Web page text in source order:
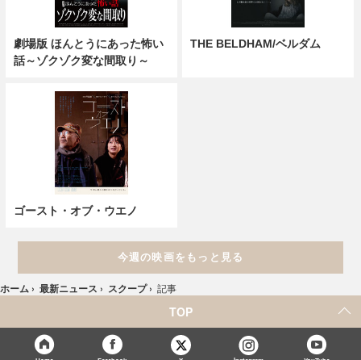
劇場版 ほんとうにあった怖い
話～ゾクゾク変な間取り～
THE BELDHAM/ベルダム
ゴースト・オブ・ウエノ
今週の映画をもっと見る
ホーム › 最新ニュース › スクープ › 記事
TOP